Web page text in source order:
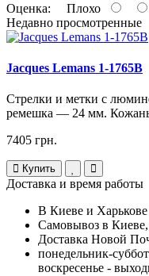
Оценка: Плохо
Недавно просмотренные
Jacques Lemans 1-1765B
Стрелки и метки с
ремешка — 24 мм.
7405 грн.
Купить
Доставка и время работы
В Киеве и Харькове
Самовывоз в
Доставка Новой
понедельник-
воскресенье -